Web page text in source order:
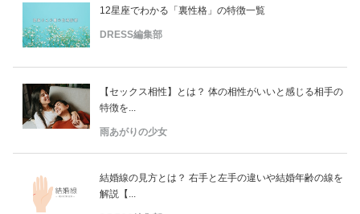
12星座でわかる「裏性格」の特徴一覧
DRESS編集部
【セックス相性】とは？ 体の相性がいいと感じる相手の
特徴を...
雨あがりの少女
結婚線の見方とは？ 右手と左手の違いや結婚年齢の線を
解説【...